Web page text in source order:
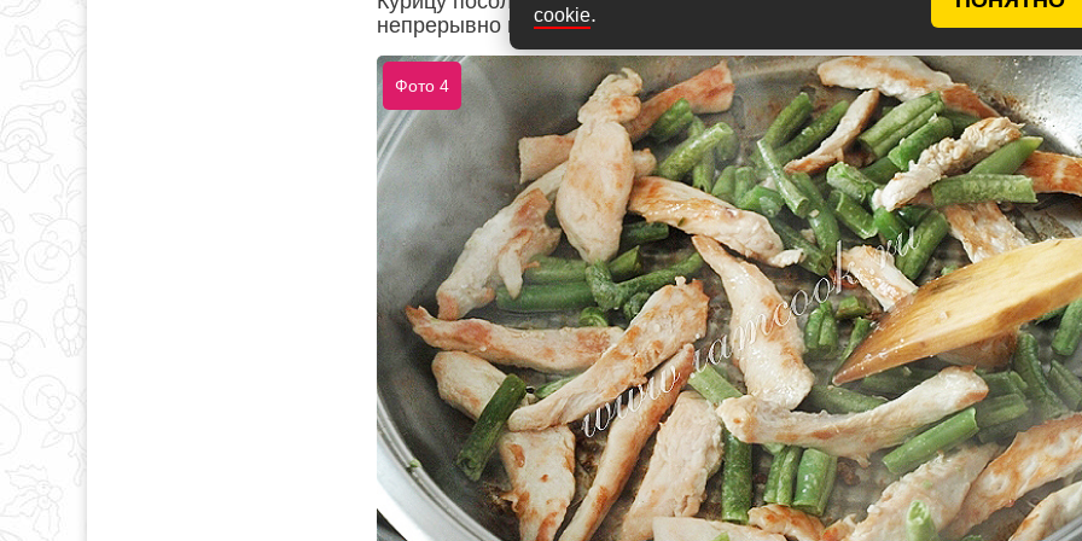
cookie.
непрерывно помешивая.
Фото 4